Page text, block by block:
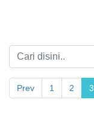
Prev 1 2 3